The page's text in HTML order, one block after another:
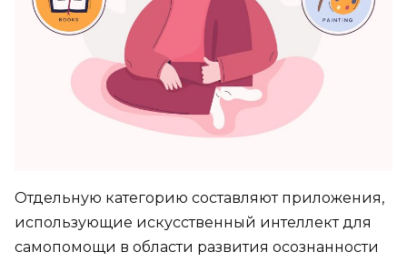
Отдельную категорию составляют приложения,
использующие искусственный интеллект для
самопомощи в области развития осознанности